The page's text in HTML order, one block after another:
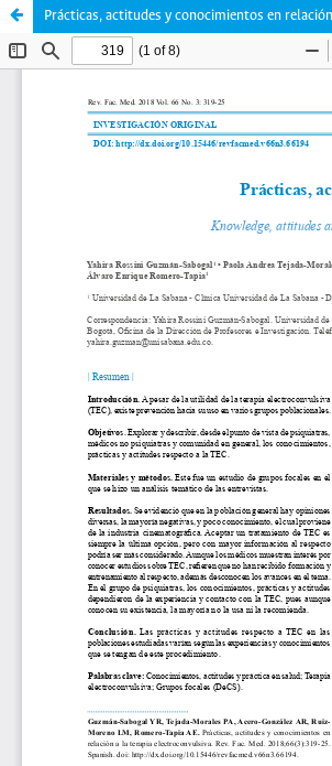
Prácticas, actitudes y conocimientos en